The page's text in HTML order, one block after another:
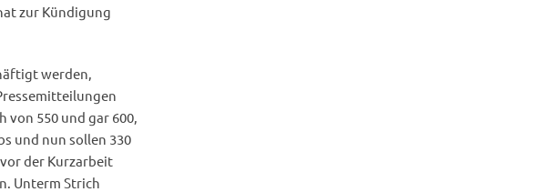
zur Kündigung
werden,
von 550 und gar 600,
und nun sollen 330
der Kurzarbeit
Unterm Strich